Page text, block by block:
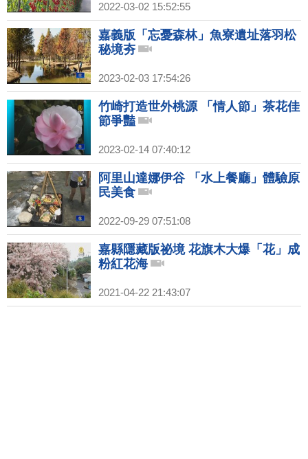
2022-03-02 15:52:55
嘉義版「忘憂森林」魚寮遺址落羽松
秘境夯
2023-02-03 17:54:26
竹崎打造世外桃源 「情人節」茶花佳
節爭豔
2023-02-14 07:40:12
阿里山達娜伊谷 「水上餐廳」體驗原
民美食
2022-09-29 07:51:08
嘉縣隱藏版祕境 花旗木大爆「花」成
粉紅花海
2021-04-22 21:43:07